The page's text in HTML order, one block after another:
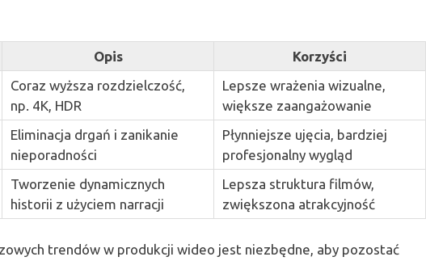
Opis Korzyści
Coraz wyższa rozdzielczość,
np. 4K, HDR
Lepsze wrażenia wizualne,
większe zaangażowanie
Eliminacja drgań i zanikanie
nieporadności
Płynniejsze ujęcia, bardziej
profesjonalny wygląd
Tworzenie dynamicznych
historii z użyciem narracji
Lepsza struktura filmów,
zwiększona atrakcyjność
trendów w produkcji wideo jest niezbędne, aby pozostać